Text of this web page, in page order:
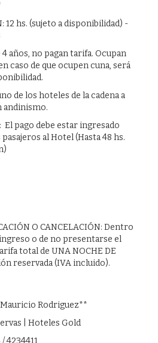
12 hs. (sujeto a disponibilidad) -
años, no pagan tarifa. Ocupan
caso de que ocupen cuna, será
de los hoteles de la cadena a
andinismo.
El pago debe estar ingresado
al Hotel (Hasta 48 hs.
O CANCELACIÓN: Dentro
o de no presentarse el
total de UNA NOCHE DE
reservada (IVA incluido).
Rodriguez**
| Hoteles Gold
4234411